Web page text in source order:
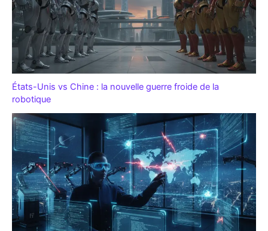
États-Unis vs Chine : la nouvelle guerre froide de la
robotique